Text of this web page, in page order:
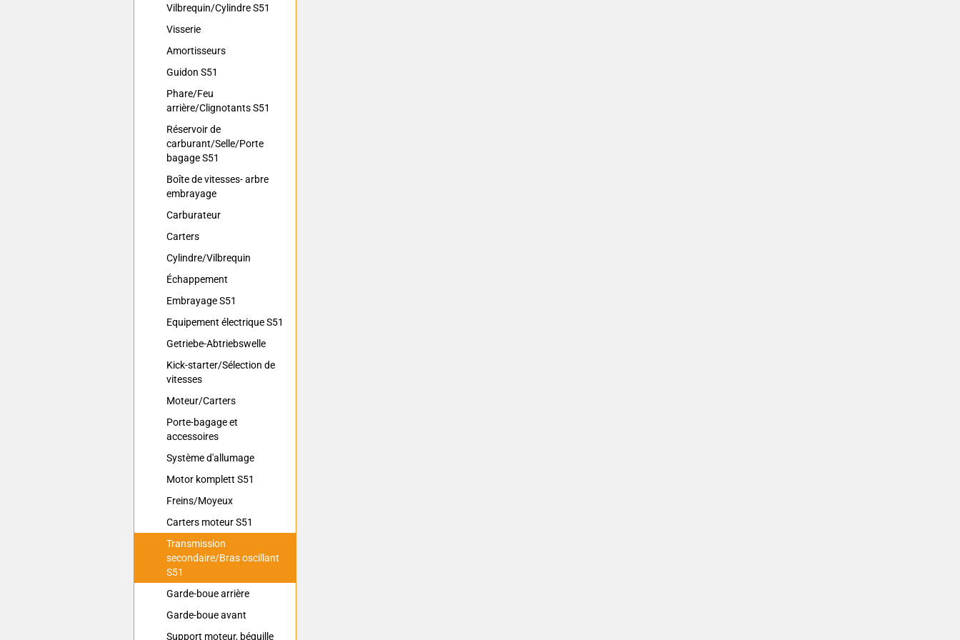
Vilbrequin/Cylindre S51
Visserie
Amortisseurs
Guidon S51
Phare/Feu
arrière/Clignotants S51
Réservoir de
carburant/Selle/Porte
bagage S51
Boîte de vitesses- arbre
embrayage
Carburateur
Carters
Cylindre/Vilbrequin
Échappement
Embrayage S51
Equipement électrique S51
Getriebe-Abtriebswelle
Kick-starter/Sélection de
vitesses
Moteur/Carters
Porte-bagage et
accessoires
Système d'allumage
Motor komplett S51
Freins/Moyeux
Carters moteur S51
Transmission
secondaire/Bras oscillant
S51
Garde-boue arrière
Garde-boue avant
Support moteur, béquille